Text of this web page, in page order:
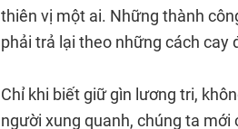
thiên vị một ai. Những thành
phải trả lại theo những cách cay
Chỉ khi biết giữ gìn lương tri,
người xung quanh, chúng ta